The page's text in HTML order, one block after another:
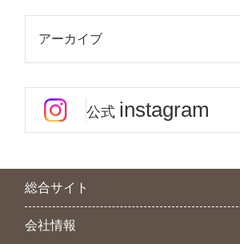
アーカイブ
公式 instagram
総合サイト
会社情報